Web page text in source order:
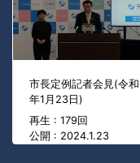
市長定例記者会見(令
年1月23日)
再生 : 179回
公開 : 2024.1.23